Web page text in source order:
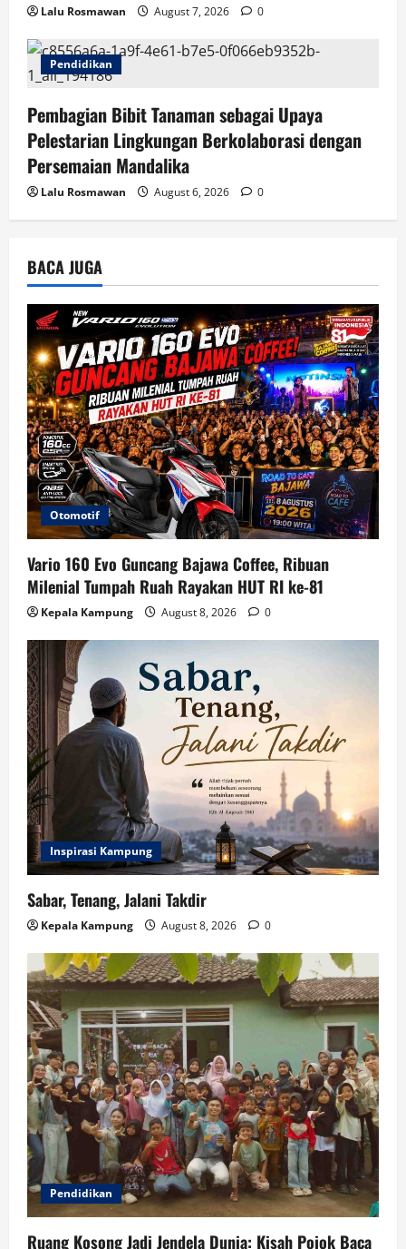
Lalu Rosmawan August 7, 2026 0
Pendidikan
Pembagian Bibit Tanaman sebagai Upaya
Pelestarian Lingkungan Berkolaborasi dengan
Persemaian Mandalika
Lalu Rosmawan August 6, 2026 0
BACA JUGA
Otomotif
Vario 160 Evo Guncang Bajawa Coffee, Ribuan
Milenial Tumpah Ruah Rayakan HUT RI ke-81
Kepala Kampung August 8, 2026 0
Inspirasi Kampung
Sabar, Tenang, Jalani Takdir
Kepala Kampung August 8, 2026 0
Pendidikan
Ruang Kosong Jadi Jendela Dunia: Kisah Pojok Baca